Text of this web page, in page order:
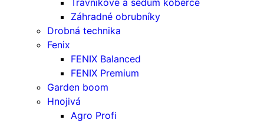
Záhradné obrubníky
Drobná technika
Fenix
FENIX Balanced
FENIX Premium
Garden boom
Hnojivá
Agro Profi